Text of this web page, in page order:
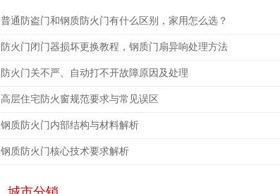
普通防盗门和钢质防火门有什么区别，家用怎么选？
防火门闭门器损坏更换教程，钢质门扇异响处理方法
防火门关不严、自动打不开故障原因及处理
高层住宅防火窗规范要求与常见误区
钢质防火门内部结构与材料解析
钢质防火门核心技术要求解析